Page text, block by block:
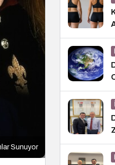
Sunuyor